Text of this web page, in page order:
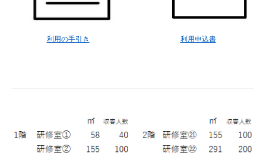
利用の手引き 利用申込書